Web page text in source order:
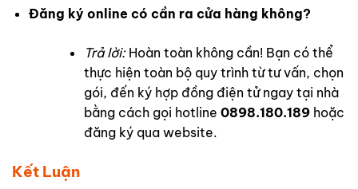
Đăng ký online có cần ra cửa hàng không?
Trả lời:Hoàn toàn không cần! Bạn có thể
thực hiện toàn bộ quy trình từ tư vấn, chọn
gói, đến ký hợp đồng điện tử ngay tại nhà
bằng cách gọi hotline 0898.180.189hoặc
đăng ký qua website.
Kết Luận